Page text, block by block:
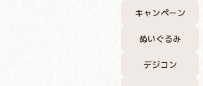
キャンペーン
ぬいぐるみ
デジコン